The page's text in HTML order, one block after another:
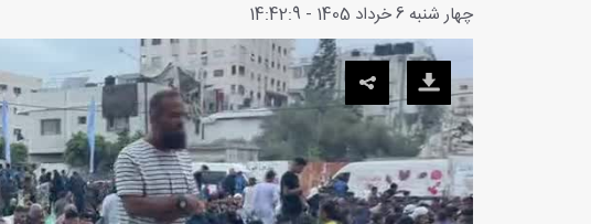
چهار شنبه 6 خرداد 1405 - 14:42:9